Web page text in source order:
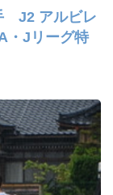
J2 アルビレ
・Jリーグ特